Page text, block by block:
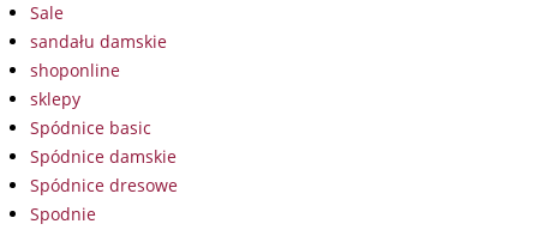
Sale
sandału damskie
shoponline
sklepy
Spódnice basic
Spódnice damskie
Spódnice dresowe
Spodnie